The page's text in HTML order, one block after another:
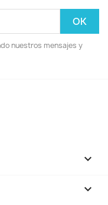
nuestros mensajes y

